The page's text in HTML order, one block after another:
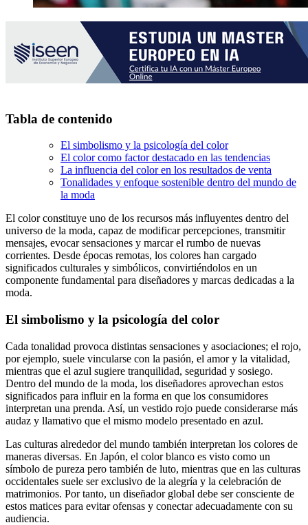
Tabla de contenido
El simbolismo y la psicología del color
El color como factor destacado en las tendencias
La influencia del color en los resultados de venta
Tonalidades y enfoque sostenible dentro del mundo de
la moda
El color constituye uno de los recursos más influyentes dentro del
universo de la moda, capaz de modificar percepciones, transmitir
mensajes, evocar sensaciones y marcar el rumbo de nuevas
corrientes. Desde épocas remotas, los colores han cargado
significados culturales y simbólicos, convirtiéndolos en un
componente fundamental para diseñadores y marcas dedicadas a la
moda.
El simbolismo y la psicología del color
Cada tonalidad provoca distintas sensaciones y asociaciones; el rojo,
por ejemplo, suele vincularse con la pasión, el amor y la vitalidad,
mientras que el azul sugiere tranquilidad, seguridad y sosiego.
Dentro del mundo de la moda, los diseñadores aprovechan estos
significados para influir en la forma en que los consumidores
interpretan una prenda. Así, un vestido rojo puede considerarse más
audaz y llamativo que el mismo modelo presentado en azul.
Las culturas alrededor del mundo también interpretan los colores de
maneras diversas. En Japón, el color blanco es visto como un
símbolo de pureza pero también de luto, mientras que en las culturas
occidentales suele ser exclusivo de la alegría y la celebración de
matrimonios. Por tanto, un diseñador global debe ser consciente de
estos matices para evitar ofensas y conectar adecuadamente con su
audiencia.